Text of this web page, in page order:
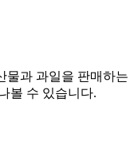
물과 과일을 판매하는
볼 수 있습니다.